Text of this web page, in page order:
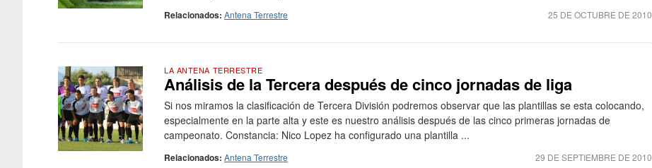
25 DE OCTUBRE DE 2010
Relacionados: Antena Terrestre
LA ANTENA TERRESTRE
Análisis de la Tercera después de cinco jornadas de liga
Si nos miramos la clasificación de Tercera División podremos observar que las plantillas se esta colocando,
especialmente en la parte alta y este es nuestro análisis después de las cinco primeras jornadas de
campeonato. Constancia: Nico Lopez ha configurado una plantilla ...
29 DE SEPTIEMBRE DE 2010
Relacionados: Antena Terrestre